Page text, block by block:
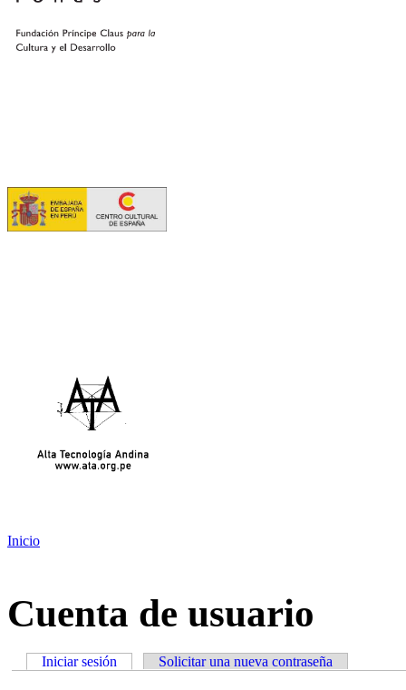
Inicio
Cuenta de usuario
Iniciar sesión Solicitar una nueva contraseña